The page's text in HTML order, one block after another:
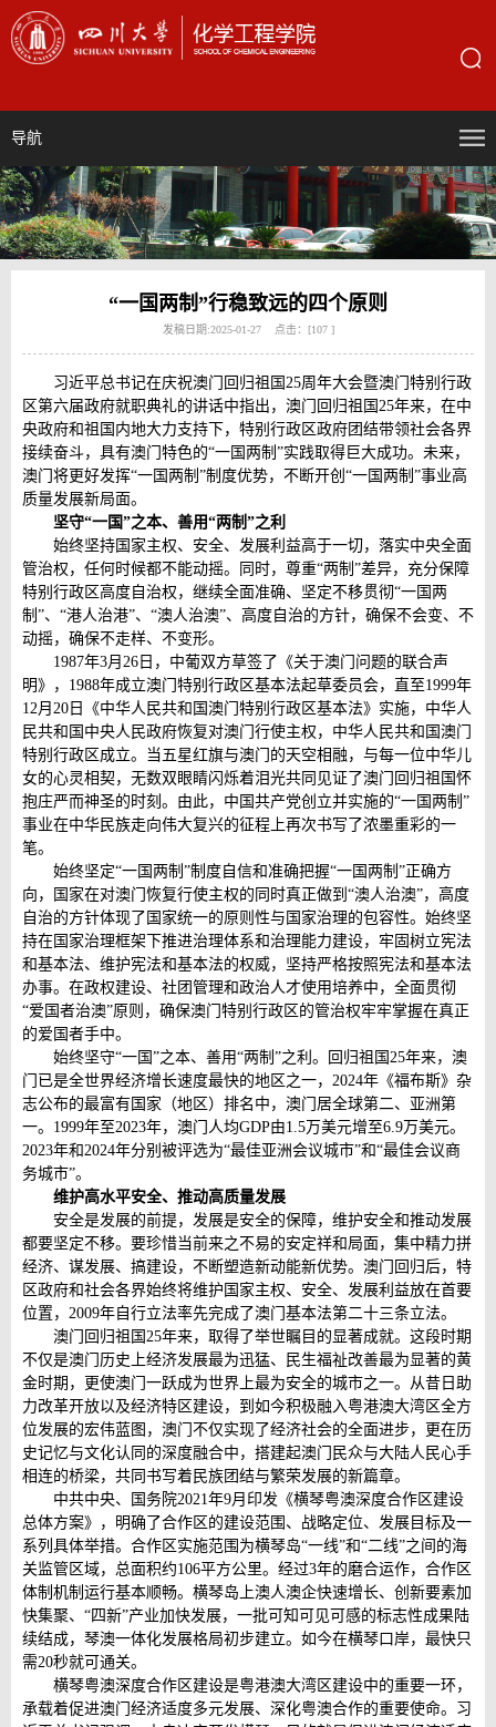
导航
“一国两制”行稳致远的四个原则
发稿日期:2025-01-27 点击：[107 ]
习近平总书记在庆祝澳门回归祖国25周年大会暨澳门特别行政
区第六届政府就职典礼的讲话中指出，澳门回归祖国25年来，在中
央政府和祖国内地大力支持下，特别行政区政府团结带领社会各界
接续奋斗，具有澳门特色的“一国两制”实践取得巨大成功。未来，
澳门将更好发挥“一国两制”制度优势，不断开创“一国两制”事业高
质量发展新局面。
坚守“一国”之本、善用“两制”之利
始终坚持国家主权、安全、发展利益高于一切，落实中央全面
管治权，任何时候都不能动摇。同时，尊重“两制”差异，充分保障
特别行政区高度自治权，继续全面准确、坚定不移贯彻“一国两
制”、“港人治港”、“澳人治澳”、高度自治的方针，确保不会变、不
动摇，确保不走样、不变形。
1987年3月26日，中葡双方草签了《关于澳门问题的联合声
明》，1988年成立澳门特别行政区基本法起草委员会，直至1999年
12月20日《中华人民共和国澳门特别行政区基本法》实施，中华人
民共和国中央人民政府恢复对澳门行使主权，中华人民共和国澳门
特别行政区成立。当五星红旗与澳门的天空相融，与每一位中华儿
女的心灵相契，无数双眼睛闪烁着泪光共同见证了澳门回归祖国怀
抱庄严而神圣的时刻。由此，中国共产党创立并实施的“一国两制”
事业在中华民族走向伟大复兴的征程上再次书写了浓墨重彩的一
笔。
始终坚定“一国两制”制度自信和准确把握“一国两制”正确方
向，国家在对澳门恢复行使主权的同时真正做到“澳人治澳”，高度
自治的方针体现了国家统一的原则性与国家治理的包容性。始终坚
持在国家治理框架下推进治理体系和治理能力建设，牢固树立宪法
和基本法、维护宪法和基本法的权威，坚持严格按照宪法和基本法
办事。在政权建设、社团管理和政治人才使用培养中，全面贯彻
“爱国者治澳”原则，确保澳门特别行政区的管治权牢牢掌握在真正
的爱国者手中。
始终坚守“一国”之本、善用“两制”之利。回归祖国25年来，澳
门已是全世界经济增长速度最快的地区之一，2024年《福布斯》杂
志公布的最富有国家（地区）排名中，澳门居全球第二、亚洲第
一。1999年至2023年，澳门人均GDP由1.5万美元增至6.9万美元。
2023年和2024年分别被评选为“最佳亚洲会议城市”和“最佳会议商
务城市”。
维护高水平安全、推动高质量发展
安全是发展的前提，发展是安全的保障，维护安全和推动发展
都要坚定不移。要珍惜当前来之不易的安定祥和局面，集中精力拼
经济、谋发展、搞建设，不断塑造新动能新优势。澳门回归后，特
区政府和社会各界始终将维护国家主权、安全、发展利益放在首要
位置，2009年自行立法率先完成了澳门基本法第二十三条立法。
澳门回归祖国25年来，取得了举世瞩目的显著成就。这段时期
不仅是澳门历史上经济发展最为迅猛、民生福祉改善最为显著的黄
金时期，更使澳门一跃成为世界上最为安全的城市之一。从昔日助
力改革开放以及经济特区建设，到如今积极融入粤港澳大湾区全方
位发展的宏伟蓝图，澳门不仅实现了经济社会的全面进步，更在历
史记忆与文化认同的深度融合中，搭建起澳门民众与大陆人民心手
相连的桥梁，共同书写着民族团结与繁荣发展的新篇章。
中共中央、国务院2021年9月印发《横琴粤澳深度合作区建设
总体方案》，明确了合作区的建设范围、战略定位、发展目标及一
系列具体举措。合作区实施范围为横琴岛“一线”和“二线”之间的海
关监管区域，总面积约106平方公里。经过3年的磨合运作，合作区
体制机制运行基本顺畅。横琴岛上澳人澳企快速增长、创新要素加
快集聚、“四新”产业加快发展，一批可知可见可感的标志性成果陆
续结成，琴澳一体化发展格局初步建立。如今在横琴口岸，最快只
需20秒就可通关。
横琴粤澳深度合作区建设是粤港澳大湾区建设中的重要一环，
承载着促进澳门经济适度多元发展、深化粤澳合作的重要使命。习